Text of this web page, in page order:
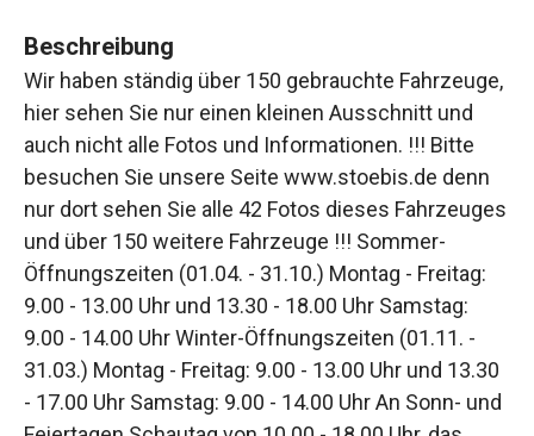
Beschreibung
Wir haben ständig über 150 gebrauchte Fahrzeuge,
hier sehen Sie nur einen kleinen Ausschnitt und
auch nicht alle Fotos und Informationen. !!! Bitte
besuchen Sie unsere Seite www.stoebis.de denn
nur dort sehen Sie alle 42 Fotos dieses Fahrzeuges
und über 150 weitere Fahrzeuge !!! Sommer-
Öffnungszeiten (01.04. - 31.10.) Montag - Freitag:
9.00 - 13.00 Uhr und 13.30 - 18.00 Uhr Samstag:
9.00 - 14.00 Uhr Winter-Öffnungszeiten (01.11. -
31.03.) Montag - Freitag: 9.00 - 13.00 Uhr und 13.30
- 17.00 Uhr Samstag: 9.00 - 14.00 Uhr An Sonn- und